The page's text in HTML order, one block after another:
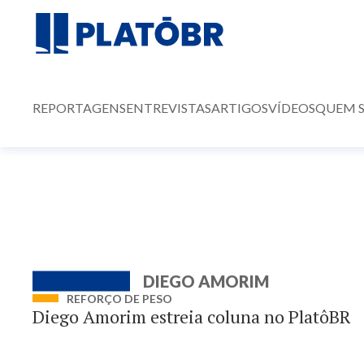
REPORTAGENSENTREVISTASARTIGOSVÍDEOSQUEM
DIEGO AMORIM
REFORÇO DE PESO
Diego Amorim estreia coluna no PlatôBR